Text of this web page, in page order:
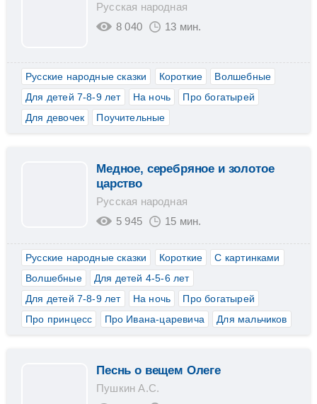
Русская народная
8 040
13 мин.
Русские народные сказки Короткие
Волшебные
Для детей 7-8-9 лет
На ночь
Про богатырей
Для девочек
Поучительные
Медное, серебряное и золотое
царство
Русская народная
5 945
15 мин.
Русские народные сказки Короткие
С картинками
Волшебные
Для детей 4-5-6 лет
Для детей 7-8-9 лет
На ночь
Про богатырей
Про принцесс
Про Ивана-царевича Для мальчиков
Песнь о вещем Олеге
Пушкин А.С.